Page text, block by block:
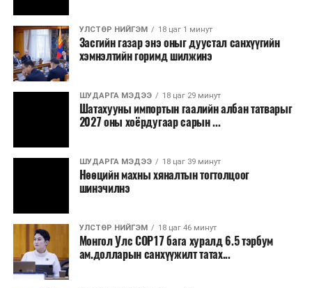
бизнесийн үйл ажиллагаа өргөжих, үл хөдлөх
хөрөнгийн үнэ цэнэ өсөх зэрэг эдийн засгийн эерэг
үр нөлөө үзүүлнэ гэж тооцсон байна.
Трамвай нь цахилгаан эрчим хүчээр ажилладаг тул
ашиглалтын явцад агаар бохирдуулагч бодис шууд
ялгаруулахгүй. Иргэд хувийн автомашинаас их
багтаамжийн нийтийн тээвэрт шилжсэнээр замын
хөдөлгөөний ачаалал, нүүрстөрөгчийн давхар исэл
болон бусад хүлэмжийн хийн ялгарлыг бууруулах ач
холбогдолтой.
Түгжрэлээс үүдэлтэй эдийн засгийн алдагдлыг
тооцоход нэг автомашин өдөрт дунджаар 2.5 цаг
түгжрэлд саатахдаа 3.45 литр шатахууныг үр ашиггүй
зарцуулдаг байна. Ингэснээр нэг жолооч өдөрт
8,238.6 төгрөг, жилд 1.7 сая гаруй төгрөгийн
УЛСТӨР НИЙГЭМ 18 цаг 1 минут
Засгийн газар энэ оныг дуустал санхүүгийн
хэмнэлтийн горимд шилжинэ
ШУДАРГА МЭДЭЭ 18 цаг 29 минут
Шатахууны импортын гаалийн албан татварыг
2027 оны хоёрдугаар сарын ...
ШУДАРГА МЭДЭЭ 18 цаг 39 минут
Нөөцийн махны хяналтын тогтолцоог
шинэчилнэ
УЛСТӨР НИЙГЭМ 18 цаг 46 минут
Монгол Улс COP17 бага хуралд 6.5 тэрбум
ам.долларын санхүүжилт татах...